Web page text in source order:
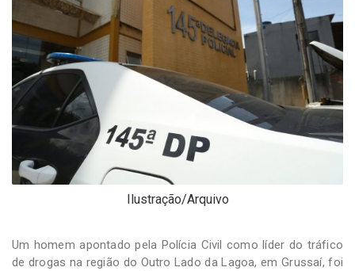
Desenvolvido
por
Hesea
Tecnologia
Sistemas
Ilustração/Arquivo
Um homem apontado pela Polícia Civil como líder do tráfico
de drogas na região do Outro Lado da Lagoa, em Grussaí, foi